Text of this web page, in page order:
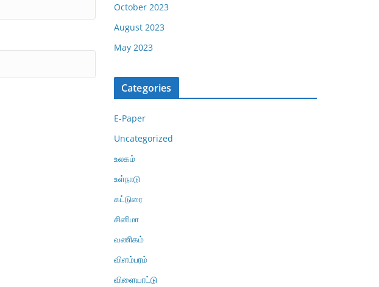
October 2023
August 2023
May 2023
Categories
E-Paper
Uncategorized
உலகம்
உள்நாடு
கட்டுரை
சினிமா
வணிகம்
விளம்பரம்
விளையாட்டு